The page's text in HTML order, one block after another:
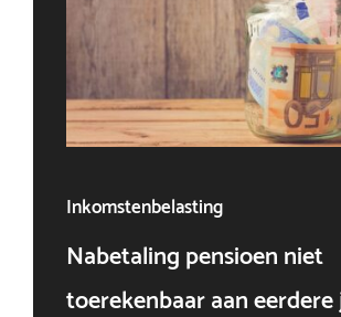
Inkomstenbelasting
Nabetaling pensioen niet
toerekenbaar aan